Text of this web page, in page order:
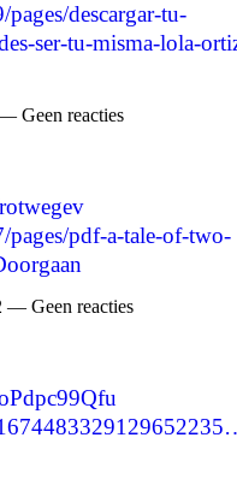
descargar-tu-
ser-tu-misma-lola-
Geen reacties
pages/pdf-a-tale-of-two-
— Geen reacties